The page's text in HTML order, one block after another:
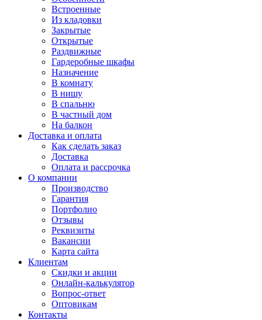
Встроенные
Из кладовки
Закрытые
Открытые
Раздвижные
Гардеробные шкафы
Назначение
В комнату
В нишу
В спальню
В частный дом
На балкон
Доставка и оплата
Как сделать заказ
Доставка
Оплата и рассрочка
О компании
Производство
Гарантия
Портфолио
Отзывы
Реквизиты
Вакансии
Карта сайта
Клиентам
Скидки и акции
Онлайн-калькулятор
Вопрос-ответ
Оптовикам
Контакты